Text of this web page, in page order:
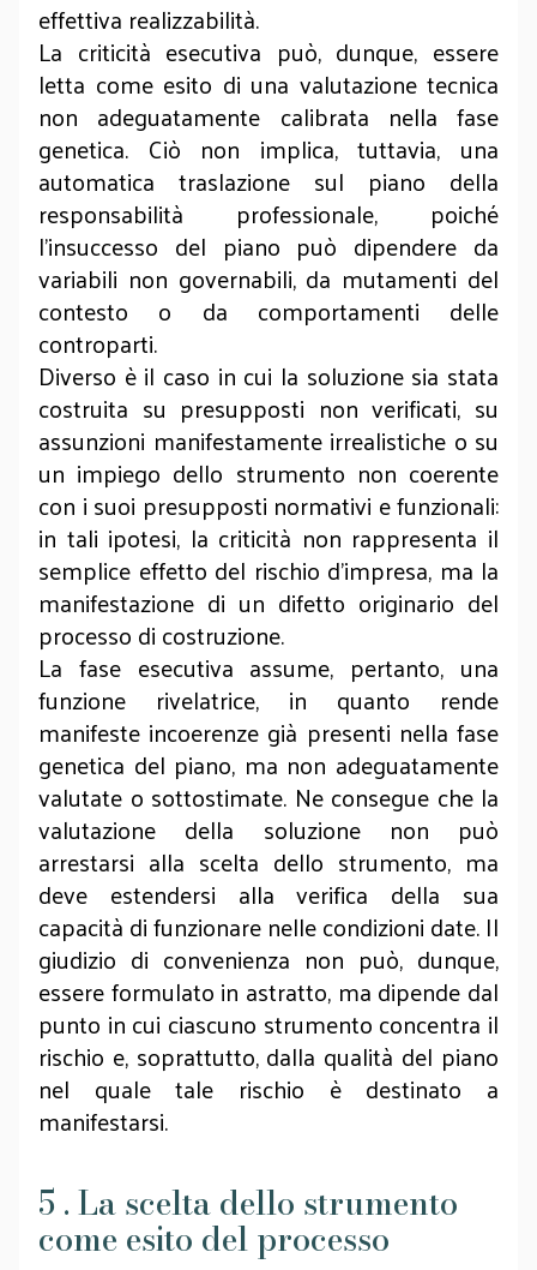
effettiva realizzabilità.
La criticità esecutiva può, dunque, essere
letta come esito di una valutazione tecnica
non adeguatamente calibrata nella fase
genetica. Ciò non implica, tuttavia, una
automatica traslazione sul piano della
responsabilità professionale, poiché
l’insuccesso del piano può dipendere da
variabili non governabili, da mutamenti del
contesto o da comportamenti delle
controparti.
Diverso è il caso in cui la soluzione sia stata
costruita su presupposti non verificati, su
assunzioni manifestamente irrealistiche o su
un impiego dello strumento non coerente
con i suoi presupposti normativi e funzionali:
in tali ipotesi, la criticità non rappresenta il
semplice effetto del rischio d’impresa, ma la
manifestazione di un difetto originario del
processo di costruzione.
La fase esecutiva assume, pertanto, una
funzione rivelatrice, in quanto rende
manifeste incoerenze già presenti nella fase
genetica del piano, ma non adeguatamente
valutate o sottostimate. Ne consegue che la
valutazione della soluzione non può
arrestarsi alla scelta dello strumento, ma
deve estendersi alla verifica della sua
capacità di funzionare nelle condizioni date. Il
giudizio di convenienza non può, dunque,
essere formulato in astratto, ma dipende dal
punto in cui ciascuno strumento concentra il
rischio e, soprattutto, dalla qualità del piano
nel quale tale rischio è destinato a
manifestarsi.
5 . La scelta dello strumento
come esito del processo